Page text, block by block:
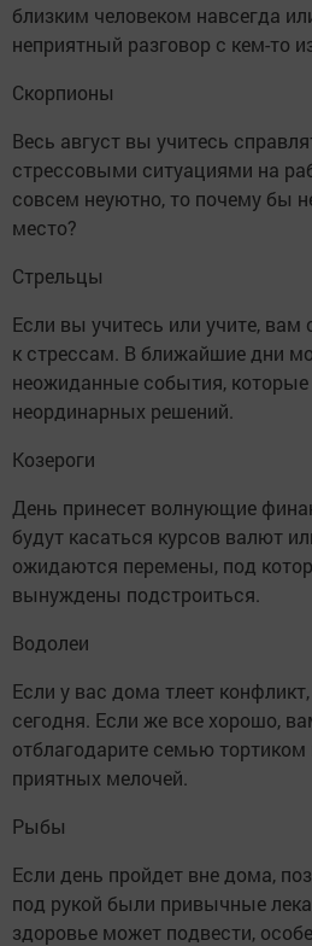
близким человеком навсегда
неприятный разговор с кем-то
Скорпионы
Весь август вы учитесь
стрессовыми ситуациями на
совсем неуютно, то почему бы
место?
Стрельцы
Если вы учитесь или учите, вам
к стрессам. В ближайшие дни
неожиданные события,
неординарных решений.
Козероги
День принесет волнующие
будут касаться курсов валют
ожидаются перемены, под
вынуждены подстроиться.
Водолеи
Если у вас дома тлеет
сегодня. Если же все хорошо,
отблагодарите семью
приятных мелочей.
Рыбы
Если день пройдет вне дома,
под рукой были привычные
здоровье может подвести,